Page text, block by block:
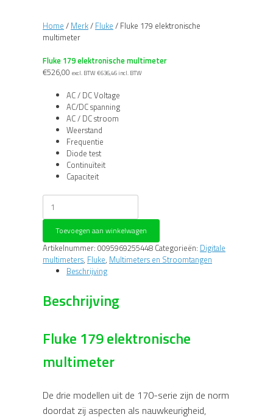
Home / Merk/ Fluke / Fluke 179 elektronische
multimeter
Fluke 179 elektronische multimeter
€526,00 excl. BTW €636,46 incl. BTW
AC / DC Voltage
AC/DC spanning
AC / DC stroom
Weerstand
Frequentie
Diode test
Continuïteit
Capaciteit
Fluke
179
elektronische
multimeter
aantal
Toevoegen aan winkelwagen
Artikelnummer: 0095969255448 Categorieën: Digitale
multimeters, Fluke, Multimeters en Stroomtangen
Beschrijving
Beschrijving
Fluke 179 elektronische
multimeter
De drie modellen uit de 170-serie zijn de norm
doordat zij aspecten als nauwkeurigheid,